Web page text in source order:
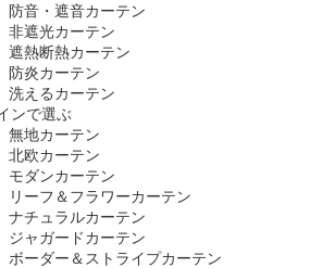
防音・遮音カーテン
非遮光カーテン
遮熱断熱カーテン
防炎カーテン
洗えるカーテン
ンで選ぶ
無地カーテン
北欧カーテン
モダンカーテン
リーフ＆フラワーカーテン
ナチュラルカーテン
ジャガードカーテン
ボーダー＆ストライプカーテン